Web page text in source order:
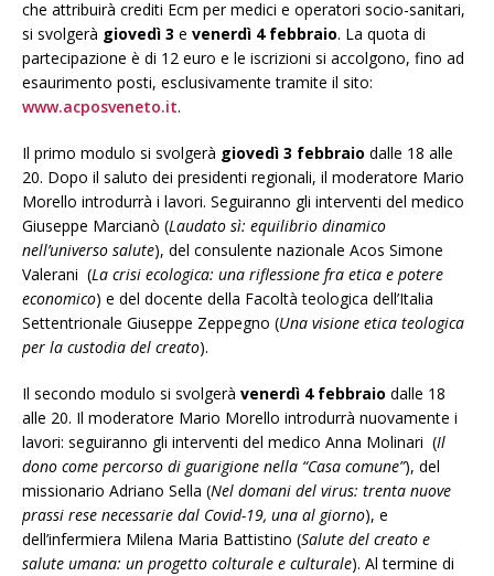
che attribuirà crediti Ecm per medici e operatori socio-sanitari,
si svolgerà giovedì 3 e venerdì 4 febbraio. La quota di
partecipazione è di 12 euro e le iscrizioni si accolgono, fino ad
esaurimento posti, esclusivamente tramite il sito:
www.acposveneto.it.
Il primo modulo si svolgerà giovedì 3 febbraio dalle 18 alle
20. Dopo il saluto dei presidenti regionali, il moderatore Mario
Morello introdurrà i lavori. Seguiranno gli interventi del medico
Giuseppe Marcianò (Laudato sì: equilibrio dinamico
nell’universo salute), del consulente nazionale Acos Simone
Valerani (La crisi ecologica: una riflessione fra etica e potere
economico) e del docente della Facoltà teologica dell’Italia
Settentrionale Giuseppe Zeppegno (Una visione etica teologica
per la custodia del creato).
Il secondo modulo si svolgerà venerdì 4 febbraio dalle 18
alle 20. Il moderatore Mario Morello introdurrà nuovamente i
lavori: seguiranno gli interventi del medico Anna Molinari (Il
dono come percorso di guarigione nella “Casa comune”), del
missionario Adriano Sella (Nel domani del virus: trenta nuove
prassi rese necessarie dal Covid-19, una al giorno), e
dell’infermiera Milena Maria Battistino (Salute del creato e
salute umana: un progetto colturale e culturale). Al termine di